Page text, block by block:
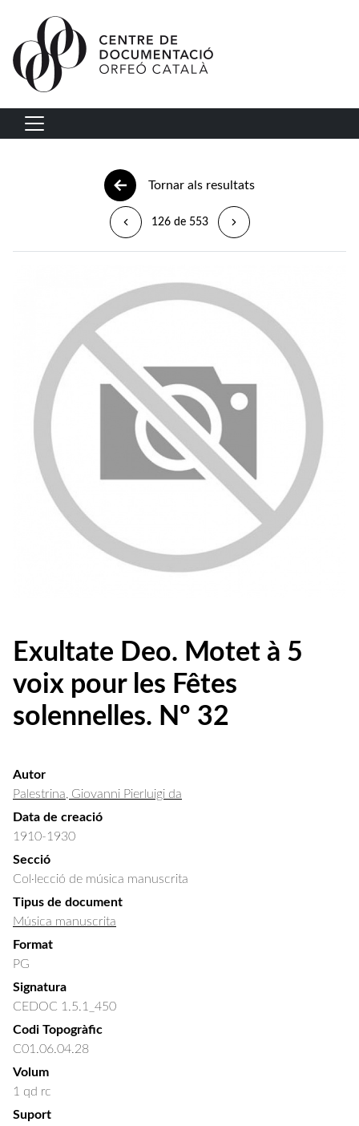
Vés al contingut
Navegació principal
Tornar als resultats
126 de 553
Exultate Deo. Motet à 5
voix pour les Fêtes
solennelles. Nº 32
Autor
Palestrina, Giovanni Pierluigi da
Data de creació
1910-1930
Secció
Col·lecció de música manuscrita
Tipus de document
Música manuscrita
Format
PG
Signatura
CEDOC 1.5.1_450
Codi Topogràfic
C01.06.04.28
Volum
1 qd rc
Suport